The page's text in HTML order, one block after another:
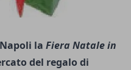
la Fiera Natale in
del regalo di